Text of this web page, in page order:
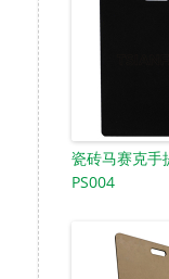
瓷砖马赛克手
PS004